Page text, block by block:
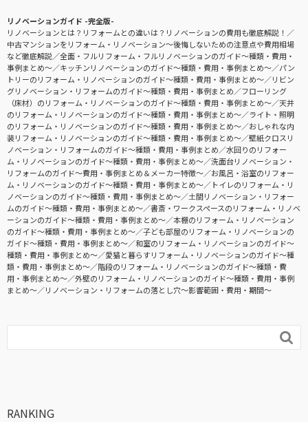
リノベーションガイド -完全版-
リノベーションとは？リフォームとの違いは？リノベーションの費用も徹底解説！
中古マンションをリフォーム・リノベーション〜後悔しないための注意点や費用相場
など徹底解説
全面・フルリフォーム・フルリノベーションのガイド〜種類・費用・
事例まとめ〜
キッチンリノベーションのガイド〜種類・費用・事例まとめ〜
パン
トリーのリフォーム・リノベーションのガイド〜種類・費用・事例まとめ〜
リビン
グリノベーション・リフォームのガイド〜種類・費用・事例まとめ
フローリング
（床材）のリフォーム・リノベーションのガイド〜種類・費用・事例まとめ〜
天井
のリフォーム・リノベーションのガイド〜種類・費用・事例まとめ〜
ライト・照明
のリフォーム・リノベーションのガイド〜種類・費用・事例まとめ〜
おしゃれな内
装リフォーム・リノベーションのガイド〜種類・費用・事例まとめ〜
壁紙クロスリ
ノベーション・リフォームのガイド〜種類・費用・事例まとめ
水回りのリフォー
ム・リノベーションのガイド〜種類・費用・事例まとめ〜
洗面台リノベーション・
リフォームのガイド〜費用・事例まとめ＆メーカー特徴〜
お風呂・浴室のリフォー
ム・リノベーションのガイド〜種類・費用・事例まとめ〜
トイレのリフォーム・リ
ノベーションのガイド〜種類・費用・事例まとめ〜
土間リノベーション・リフォー
ムのガイド〜種類・費用・事例まとめ〜
書斎・ワークスペースのリフォーム・リノベ
ーションのガイド〜種類・費用・事例まとめ〜
本棚のリフォーム・リノベーション
のガイド〜種類・費用・事例まとめ〜
子ども部屋のリフォーム・リノベーションの
ガイド〜種類・費用・事例まとめ〜
和室のリフォーム・リノベーションのガイド〜
種類・費用・事例まとめ〜
愛猫と暮らすリフォーム・リノベーションのガイド〜種
類・費用・事例まとめ〜
階段のリフォーム・リノベーションのガイド〜種類・費
用・事例まとめ〜
外壁のリフォーム・リノベーションのガイド〜種類・費用・事例
まとめ〜
リノベーション・リフォームの落とし穴～影響範囲・費用・期間～

RANKING